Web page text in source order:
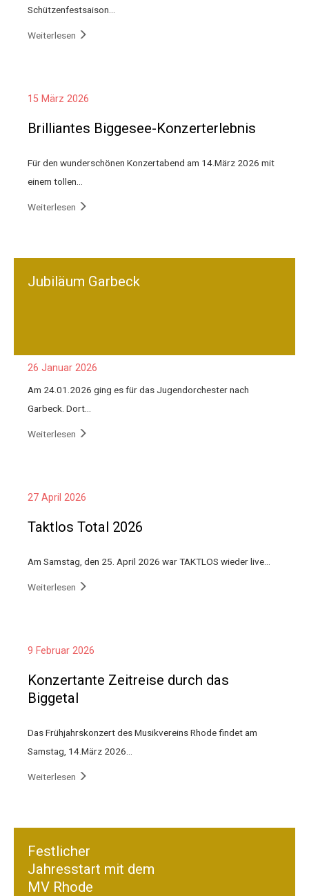
Schützenfestsaison…
Weiterlesen
15 März 2026
Brilliantes Biggesee-Konzerterlebnis
Für den wunderschönen Konzertabend am 14.März 2026 mit
einem tollen…
Weiterlesen
Jubiläum Garbeck
26 Januar 2026
Am 24.01.2026 ging es für das Jugendorchester nach
Garbeck. Dort…
Weiterlesen
27 April 2026
Taktlos Total 2026
Am Samstag, den 25. April 2026 war TAKTLOS wieder live…
Weiterlesen
9 Februar 2026
Konzertante Zeitreise durch das
Biggetal
Das Frühjahrskonzert des Musikvereins Rhode findet am
Samstag, 14.März 2026…
Weiterlesen
Festlicher
Jahresstart mit dem
MV Rhode